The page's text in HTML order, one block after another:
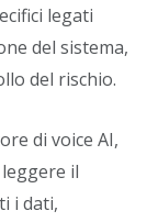
legati
del sistema,
del rischio.
di voice AI,
il
i dati,